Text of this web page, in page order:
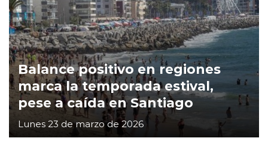
Balance positivo en regiones
marca la temporada estival,
pese a caída en Santiago
Lunes 23 de marzo de 2026